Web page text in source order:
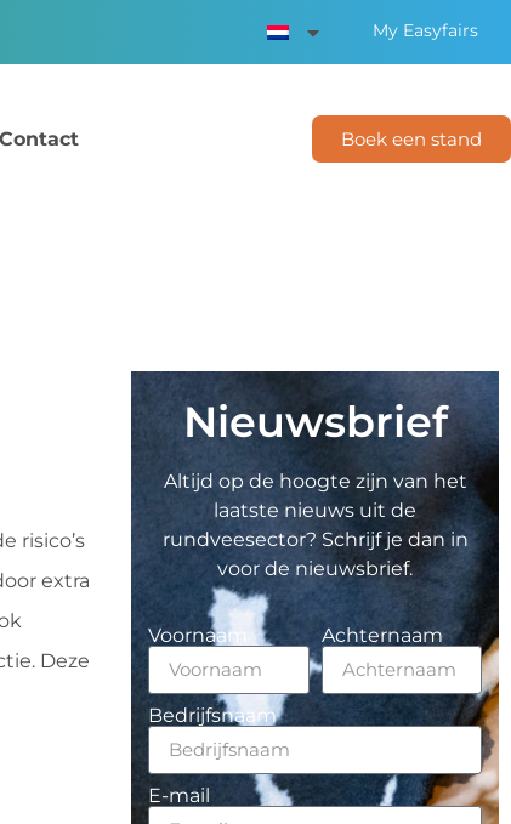
My Easyfairs
Boek een stand
risico’s
extra
Deze
Nieuwsbrief
Altijd op de hoogte zijn van het
laatste nieuws uit de
rundveesector? Schrijf je dan in
voor de nieuwsbrief.
Voornaam Achternaam
Bedrijfsnaam
E-mail